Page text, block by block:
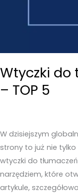
Wtyczki do
– TOP 5
W dzisiejszym
strony to już nie
wtyczki do
narzędziem, które
artykule,